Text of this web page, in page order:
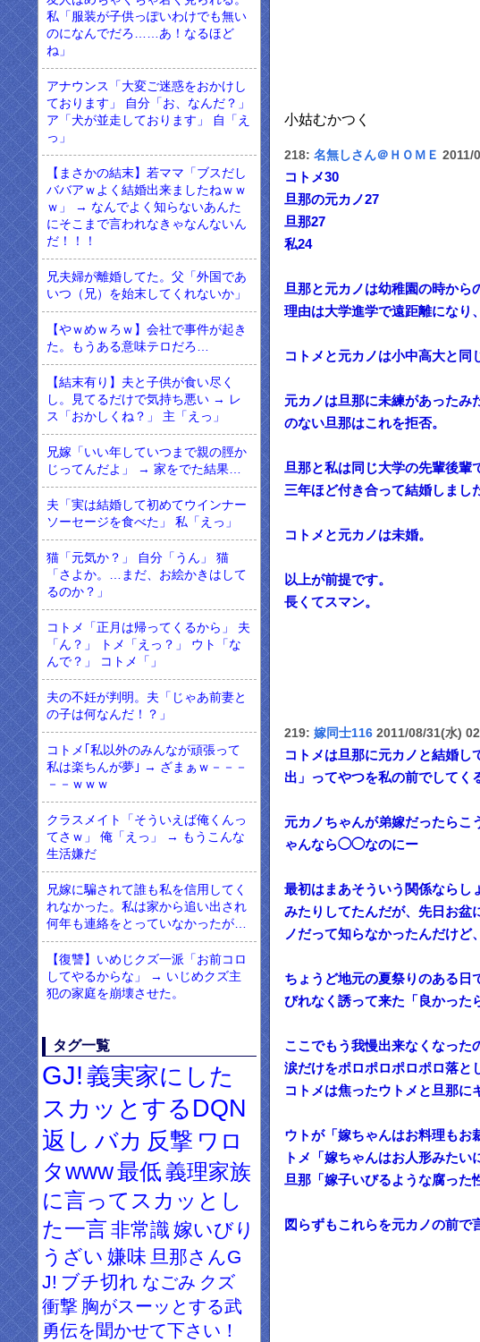
私「服装が子供っぽいわけでも無い
のになんでだろ……あ！なるほど
ね」
アナウンス「大変ご迷惑をおかけし
ております」 自分「お、なんだ？」
ア「犬が並走しております」 自「え
っ」
【まさかの結末】若ママ「ブスだし
ババアｗよく結婚出来ましたねｗｗ
ｗ」 → なんでよく知らないあんた
にそこまで言われなきゃなんないん
だ！！！
兄夫婦が離婚してた。父「外国であ
いつ（兄）を始末してくれないか」
【やｗめｗろｗ】会社で事件が起き
た。もうある意味テロだろ…
【結末有り】夫と子供が食い尽く
し。見てるだけで気持ち悪い → レ
ス「おかしくね？」 主「えっ」
兄嫁「いい年していつまで親の脛か
じってんだよ」 → 家をでた結果…
夫「実は結婚して初めてウインナー
ソーセージを食べた」 私「えっ」
猫「元気か？」 自分「うん」 猫
「さよか。…まだ、お絵かきはして
るのか？」
コトメ「正月は帰ってくるから」 夫
「ん？」 トメ「えっ？」 ウト「な
んで？」 コトメ「」
夫の不妊が判明。夫「じゃあ前妻と
の子は何なんだ！？」
コトメ｢私以外のみんなが頑張って
私は楽ちんが夢｣ → ざまぁｗ－－－
－－ｗｗｗ
クラスメイト「そういえば俺くんっ
てさｗ」 俺「えっ」 → もうこんな
生活嫌だ
兄嫁に騙されて誰も私を信用してく
れなかった。私は家から追い出され
何年も連絡をとっていなかったが…
【復讐】いめじクズ一派「お前コロ
してやるからな」 → いじめクズ主
犯の家庭を崩壊させた。
タグ一覧
GJ! 義実家にした
スカッとするDQN
返し バカ 反撃 ワロ
タwww最低 義理家族
に言ってスカッとし
た一言 非常識 嫁いびり
うざい 嫌味 旦那さんG
J! ブチ切れ なごみ クズ
衝撃 胸がスーッとする武
勇伝を聞かせて下さい！
小姑むかつく
218: 名無しさん＠ＨＯＭＥ 2011/
コトメ30
旦那の元カノ27
旦那27
私24
旦那と元カノは幼稚園の時から
理由は大学進学で遠距離になり
コトメと元カノは小中高大と同
元カノは旦那に未練があったみ
のない旦那はこれを拒否。
旦那と私は同じ大学の先輩後輩
三年ほど付き合って結婚しまし
コトメと元カノは未婚。
以上が前提です。
長くてスマン。
219: 嫁同士116 2011/08/31(水)
コトメは旦那に元カノと結婚し
出」ってやつを私の前でしてく
元カノちゃんが弟嫁だったらこ
ゃんなら◯◯なのにー
最初はまあそういう関係ならし
みたりしてたんだが、先日お盆
ノだって知らなかったんだけ
ちょうど地元の夏祭りのある日
びれなく誘って来た「良かった
ここでもう我慢出来なくなった
涙だけをポロポロポロポロ落と
コトメは焦ったウトメと旦那に
ウトが「嫁ちゃんはお料理もお
トメ「嫁ちゃんはお人形みたい
旦那「嫁子いびるような腐った
図らずもこれらを元カノの前で